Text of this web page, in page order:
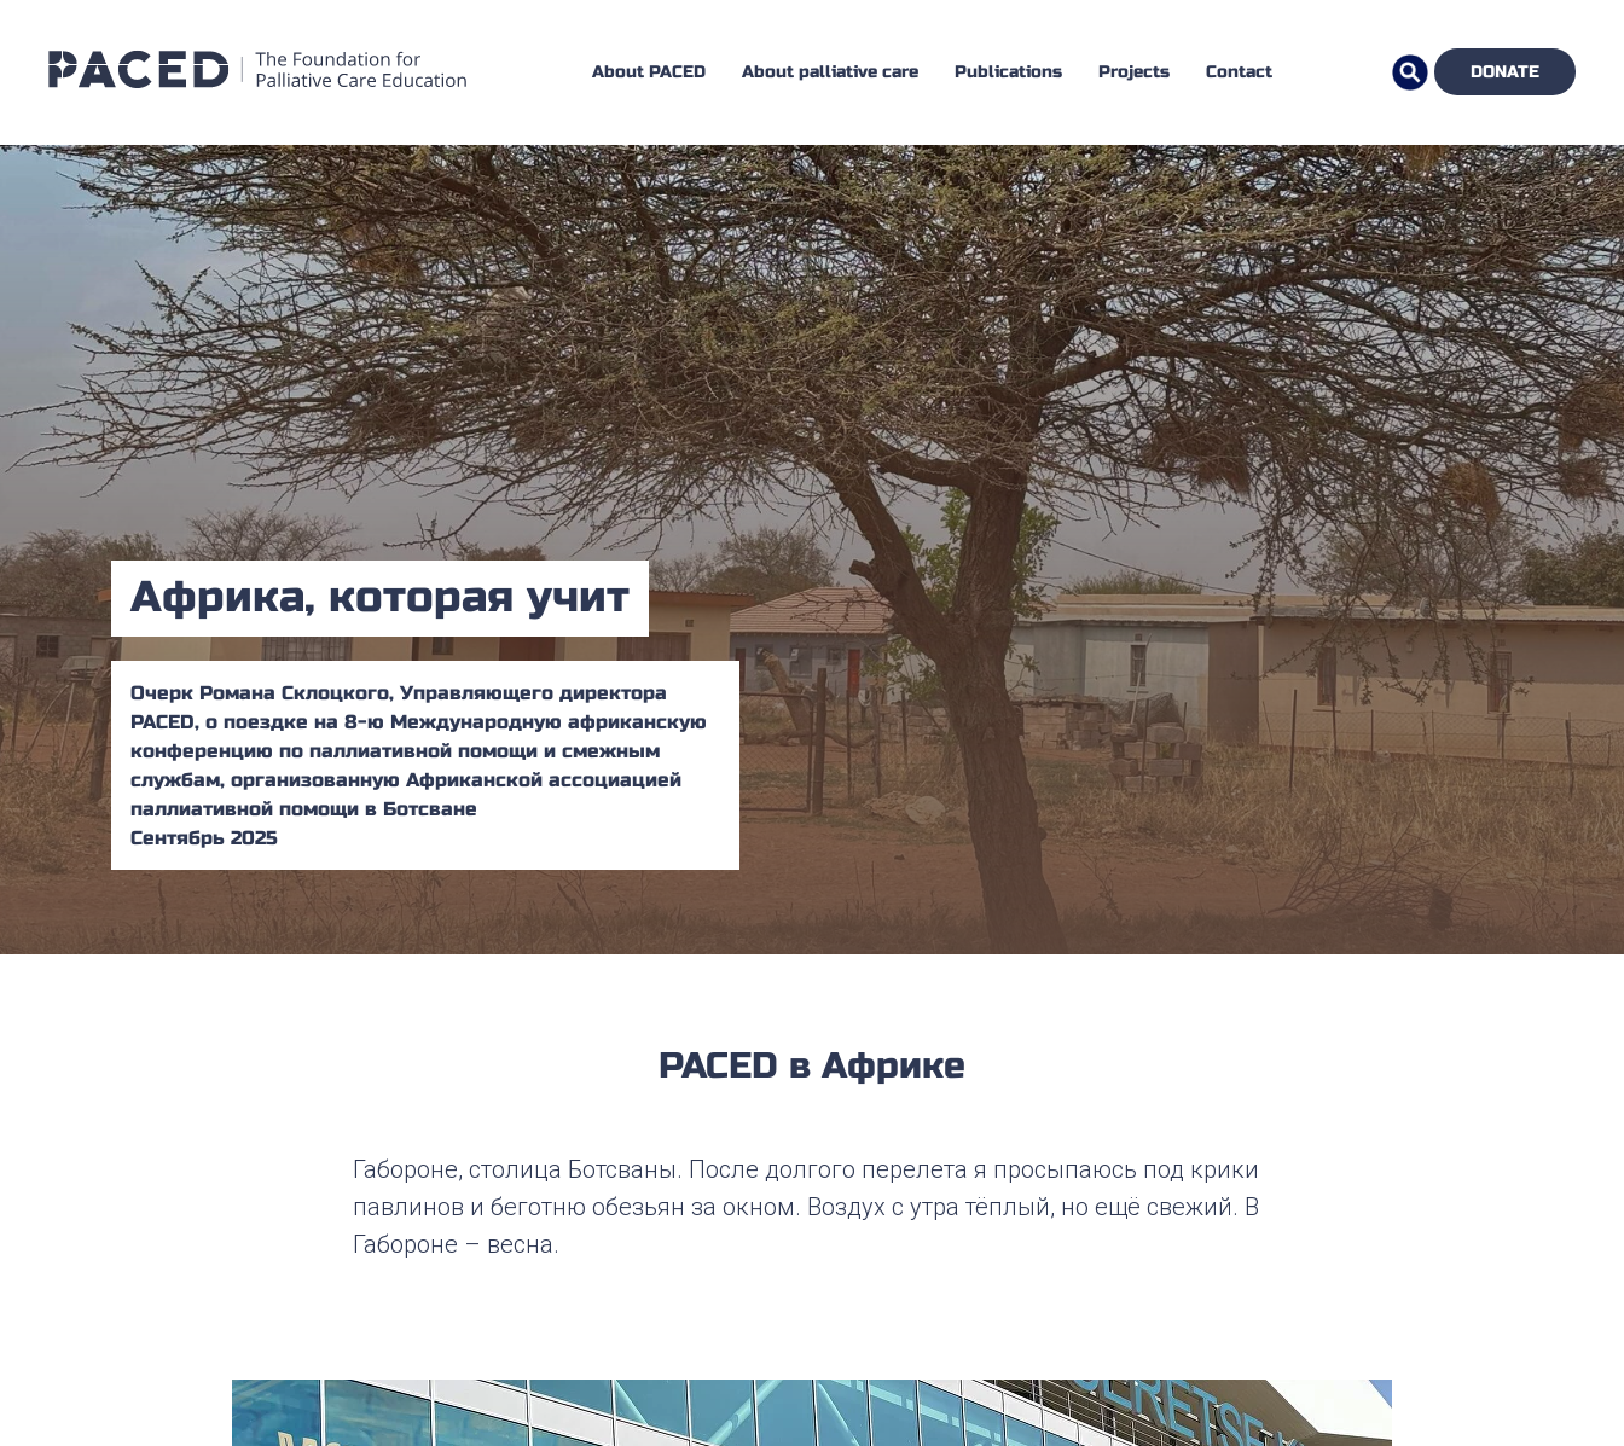
About PACED About palliative care Publications Projects Contact DONATE
Африка, которая учит
Очерк Романа Склоцкого, Управляющего директора
PACED, о поездке на 8-ю Международную африканскую
конференцию по паллиативной помощи и смежным
службам, организованную Африканской ассоциацией
паллиативной помощи в Ботсване
Сентябрь 2025
PACED в Африке
Габороне, столица Ботсваны. После долгого перелета я просыпаюсь под крики
павлинов и беготню обезьян за окном. Воздух с утра тёплый, но ещё свежий. В
Габороне – весна.